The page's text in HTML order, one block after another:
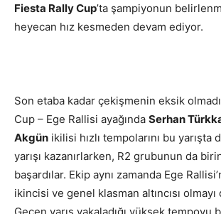
Fiesta Rally Cup’ta şampiyonun
heyecan hız kesmeden devam ediyor.
Son etaba kadar çekişmenin eksik
Cup – Ege Rallisi ayağında Serhan
Akgün ikilisi hızlı tempolarını bu
yarışı kazanırlarken, R2 grubunun da
başardılar. Ekip aynı zamanda Ege
ikincisi ve genel klasman altıncısı olmayı